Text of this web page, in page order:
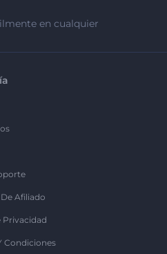
en cualquier
Afiliado
Privacidad
Condiciones